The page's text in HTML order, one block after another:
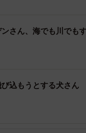
さん、海でも川でも
び込もうとする犬さん